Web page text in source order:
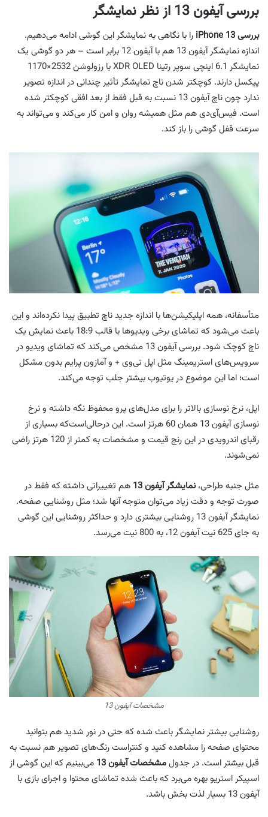
بررسی آیفون 13 از نظر نمایشگر
بررسیiPhone 13 را با نگاهی به نمایشگر این گوشی ادامه می‌دهیم.
اندازه نمایشگر آیفون 13 هم با آیفون 12 برابر است – هر دو گوشی یک
نمایشگر 6.1 اینچی سوپر رتینا XDR OLED با رزولوشن 2532×1170
پیکسل دارند. کوچکتر شدن ناچ نمایشگر تأثیر چندانی در اندازه تصویر
ندارد چون ناچ آیفون 13 نسبت به قبل فقط از بعد افقی کوچکتر شده
است. فیس‌آی‌دی هم مثل همیشه روان و امن کار می‌کند و می‌تواند به
سرعت قفل گوشی را باز کند.
متأسفانه، همه اپلیکیشن‌ها با اندازه جدید ناچ تطبیق پیدا نکرده‌اند و این
باعث می‌شود که تماشای برخی ویدیوها با قالب 18:9 باعث نمایش یک
ناچ کوچک شود. بررسی آیفون 13 مشخص می‌کند که تماشای ویدیو در
سرویس‌های استریمینگ مثل اپل تی‌وی + و آمازون پرایم بدون مشکل
است؛ اما این موضوع در یوتیوب بیشتر جلب توجه می‌کند.
اپل، نرخ نوسازی بالاتر را برای مدل‌های پرو محفوظ نگه داشته و نرخ
نوسازی آیفون 13 همان 60 هرتز است. این درحالی‌است‌که بسیاری از
رقبای اندرویدی در این رنج قیمت و مشخصات به کمتر از 120 هرتز راضی
نمی‌شوند.
مثل جنبه طراحی،نمایشگر آیفون 13
هم تغییراتی داشته که فقط در
صورت توجه و دقت زیاد می‌توان متوجه آنها شد؛ مثل روشنایی صفحه.
نمایشگر آیفون 13 روشنایی بیشتری دارد و حداکثر روشنایی این گوشی
به جای 625 نیت آیفون 12، به 800 نیت می‌رسد.
مشخصات آیفون 13
روشنایی بیشتر نمایشگر باعث شده که حتی در نور شدید هم بتوانید
محتوای صفحه را مشاهده کنید و کنتراست رنگ‌های تصویر هم نسبت به
قبل بیشتر است. در جدولمشخصات آیفون 13
می‌بینیم که این گوشی از
اسپیکر استریو بهره می‌برد که باعث شده تماشای محتوا و اجرای بازی با
آیفون 13 بسیار لذت بخش باشد.